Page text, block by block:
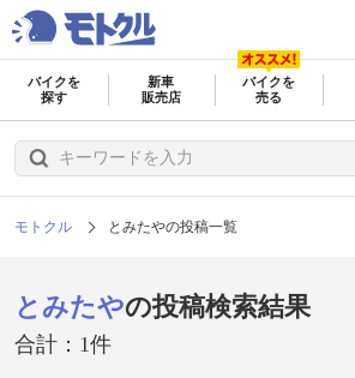
バイクを
探す
新車
販売店
バイクを
売る
モトクル とみたやの投稿一覧
とみたやの投稿検索結果
合計：1件